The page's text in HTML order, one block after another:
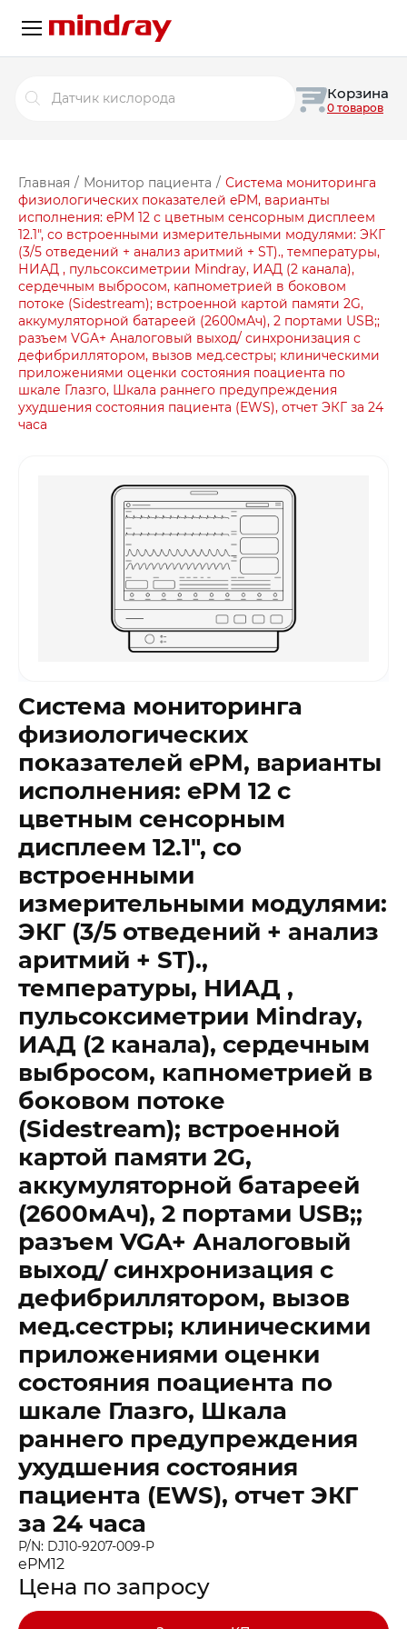
товаров
Корзина
0 товаров
Главная / Монитор пациента / Система мониторинга
физиологических показателей ePM, варианты
исполнения: ePM 12 с цветным сенсорным дисплеем
12.1″, со встроенными измерительными модулями: ЭКГ
(3/5 отведений + анализ аритмий + ST)., температуры,
НИАД , пульсоксиметрии Mindray, ИАД (2 канала),
сердечным выбросом, капнометрией в боковом
потоке (Sidestream); встроенной картой памяти 2G,
аккумуляторной батареей (2600мАч), 2 портами USB;;
разъем VGA+ Аналоговый выход/ синхронизация с
дефибриллятором, вызов мед.сестры; клиническими
приложениями оценки состояния поациента по
шкале Глазго, Шкала раннего предупреждения
ухудшения состояния пациента (EWS), отчет ЭКГ за 24
часа
Система мониторинга
физиологических
показателей ePM, варианты
исполнения: ePM 12 с
цветным сенсорным
дисплеем 12.1″, со
встроенными
измерительными модулями:
ЭКГ (3/5 отведений + анализ
аритмий + ST).,
температуры, НИАД ,
пульсоксиметрии Mindray,
ИАД (2 канала), сердечным
выбросом, капнометрией в
боковом потоке
(Sidestream); встроенной
картой памяти 2G,
аккумуляторной батареей
(2600мАч), 2 портами USB;;
разъем VGA+ Аналоговый
выход/ синхронизация с
дефибриллятором, вызов
мед.сестры; клиническими
приложениями оценки
состояния поациента по
шкале Глазго, Шкала
раннего предупреждения
ухудшения состояния
пациента (EWS), отчет ЭКГ
за 24 часа
P/N: DJ10-9207-009-P
ePM12
Цена по запросу
Спасибо за заявку!
Ваше КП скоро будет доставлено на почту
Спасибо за обращение!
Мы скоро с вами свяжемся
Заказать звонок
Оставьте ваши контакты ниже и
мы подготовим для вас
выгодные условия
Быстрая покупка
Выбранные товары
Ваша корзина пуста
Оставьте ваши контакты ниже и
мы подготовим для вас
выгодные условия